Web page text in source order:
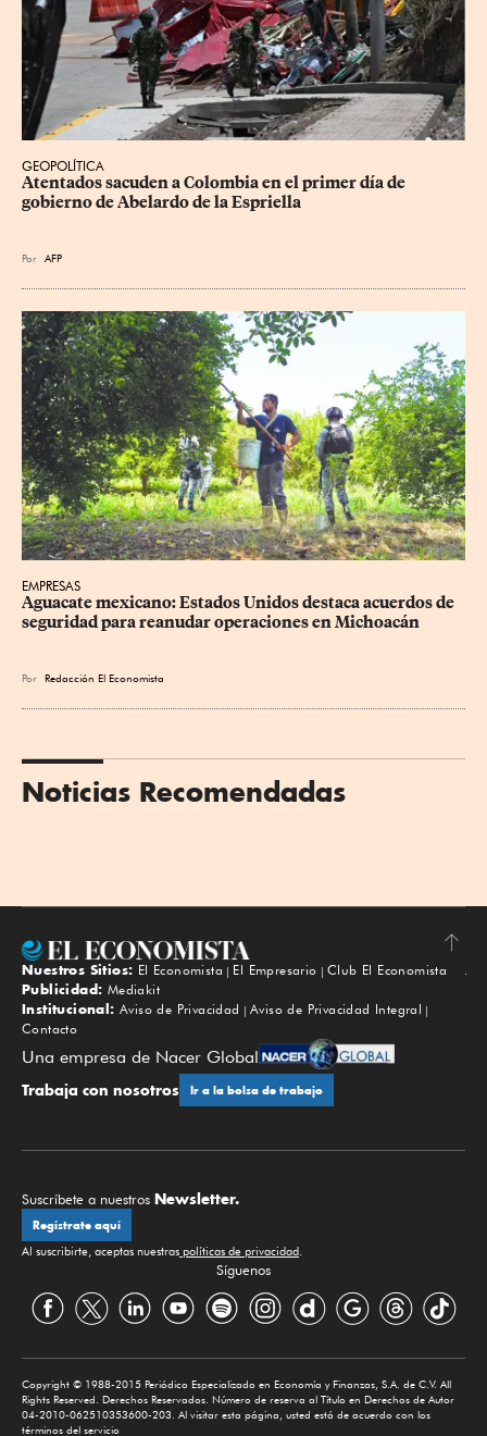
GEOPOLÍTICA
Atentados sacuden a Colombia en el primer día de
gobierno de Abelardo de la Espriella
Por AFP
EMPRESAS
Aguacate mexicano: Estados Unidos destaca acuerdos de
seguridad para reanudar operaciones en Michoacán
Por Redacción El Economista
Noticias Recomendadas
Subir
Nuestros Sitios: El Economista El Empresario
Club El Economista
Publicidad: Mediakit
Institucional: Aviso de Privacidad
Aviso de Privacidad Integral
Contacto
Una empresa de Nacer Global
Trabaja con nosotros Ir a la bolsa de trabajo
Suscríbete a nuestros Newsletter.
Regístrate aquí
Al suscribirte, aceptas nuestras políticas de privacidad.
Síguenos
Copyright © 1988-2015 Periódico Especializado en Economía y Finanzas, S.A. de C.V. All
Rights Reserved. Derechos Reservados. Número de reserva al Título en Derechos de Autor
04-2010-062510353600-203. Al visitar esta página, usted está de acuerdo con los
términos del servicio